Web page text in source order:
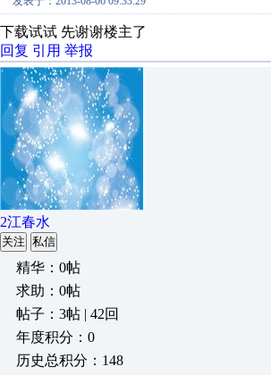
下载试试 先谢谢楼主了
回复 引用 举报
2江春水
关注 私信
精华：0帖
求助：0帖
帖子：3帖 | 42回
年度积分：0
历史总积分：148